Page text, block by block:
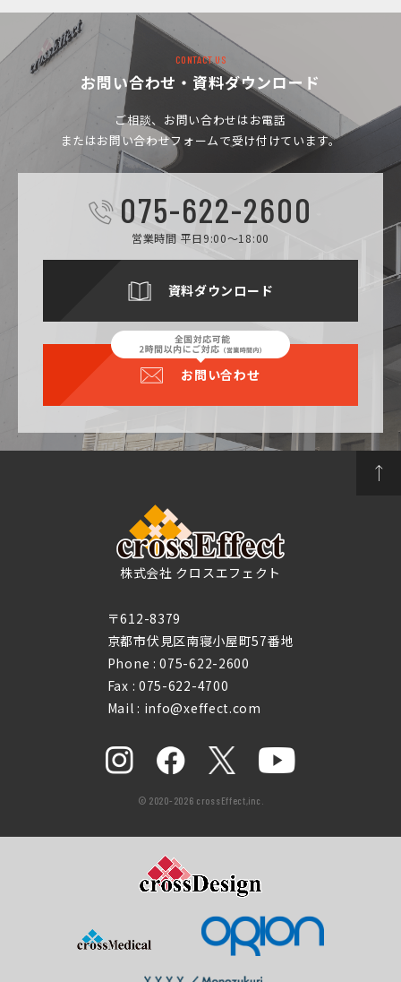
CONTACT US
お問い合わせ・資料ダウンロード
ご相談、お問い合わせはお電話
またはお問い合わせフォームで受け付けています。
075-622-2600
営業時間 平日9:00～18:00
資料ダウンロード
お問い合わせ
株式会社 クロスエフェクト
〒612-8379
京都市伏見区南寝小屋町57番地
Phone :075-622-2600
Fax : 075-622-4700
Mail : info@xeffect.com
© 2020-2026 crossEffect,inc.